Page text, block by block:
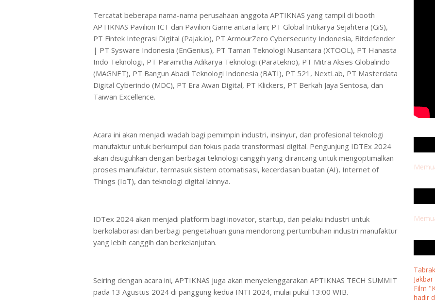
Tercatat beberapa nama-nama perusahaan anggota APTIKNAS yang tampil di booth
APTIKNAS Pavilion ICT dan Pavilion Game antara lain; PT Global Intikarya Sejahtera (GiS),
PT Fintek Integrasi Digital (Pajak.io), PT ArmourZero Cybersecurity Indonesia, Bitdefender
| PT Sysware Indonesia (EnGenius), PT Taman Teknologi Nusantara (XTOOL), PT Hanasta
Indo Teknologi, PT Paramitha Adikarya Teknologi (Paratekno), PT Mitra Akses Globalindo
(MAGNET), PT Bangun Abadi Teknologi Indonesia (BATI), PT 521, NextLab, PT Masterdata
Digital Cyberindo (MDC), PT Era Awan Digital, PT Klickers, PT Berkah Jaya Sentosa, dan
Taiwan Excellence.
Acara ini akan menjadi wadah bagi pemimpin industri, insinyur, dan profesional teknologi
manufaktur untuk berkumpul dan fokus pada transformasi digital. Pengunjung IDTEx 2024
akan disuguhkan dengan berbagai teknologi canggih yang dirancang untuk mengoptimalkan
proses manufaktur, termasuk sistem otomatisasi, kecerdasan buatan (AI), Internet of
Things (IoT), dan teknologi digital lainnya.
IDTex 2024 akan menjadi platform bagi inovator, startup, dan pelaku industri untuk
berkolaborasi dan berbagi pengetahuan guna mendorong pertumbuhan industri manufaktur
yang lebih canggih dan berkelanjutan.
Seiring dengan acara ini, APTIKNAS juga akan menyelenggarakan APTIKNAS TECH SUMMIT
pada 13 Agustus 2024 di panggung kedua INTI 2024, mulai pukul 13:00 WIB.
Jakbar
Film
hadir